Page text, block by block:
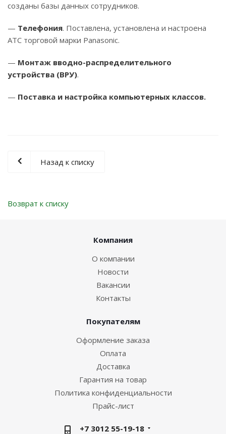
созданы базы данных сотрудников.
— Телефония. Поставлена, установлена и настроена
АТС торговой марки Panasonic.
— Монтаж вводно-распределительного
устройства (ВРУ).
— Поставка и настройка компьютерных классов.
Назад к списку
Возврат к списку
Компания
О компании
Новости
Вакансии
Контакты
Покупателям
Оформление заказа
Оплата
Доставка
Гарантия на товар
Политика конфиденциальности
Прайс-лист
+7 3012 55-19-18